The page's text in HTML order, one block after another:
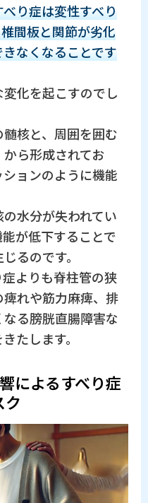
り症は変性すべり
間板と関節が劣化
なくなることです
化を起こすのでし
核と、周囲を囲む
ら形成されてお
ョンのように機能
水分が失われてい
が低下することで
るのです。
よりも脊柱管の狭
れや筋力麻痺、排
る膀胱直腸障害な
たします。
によるすべり症
ク